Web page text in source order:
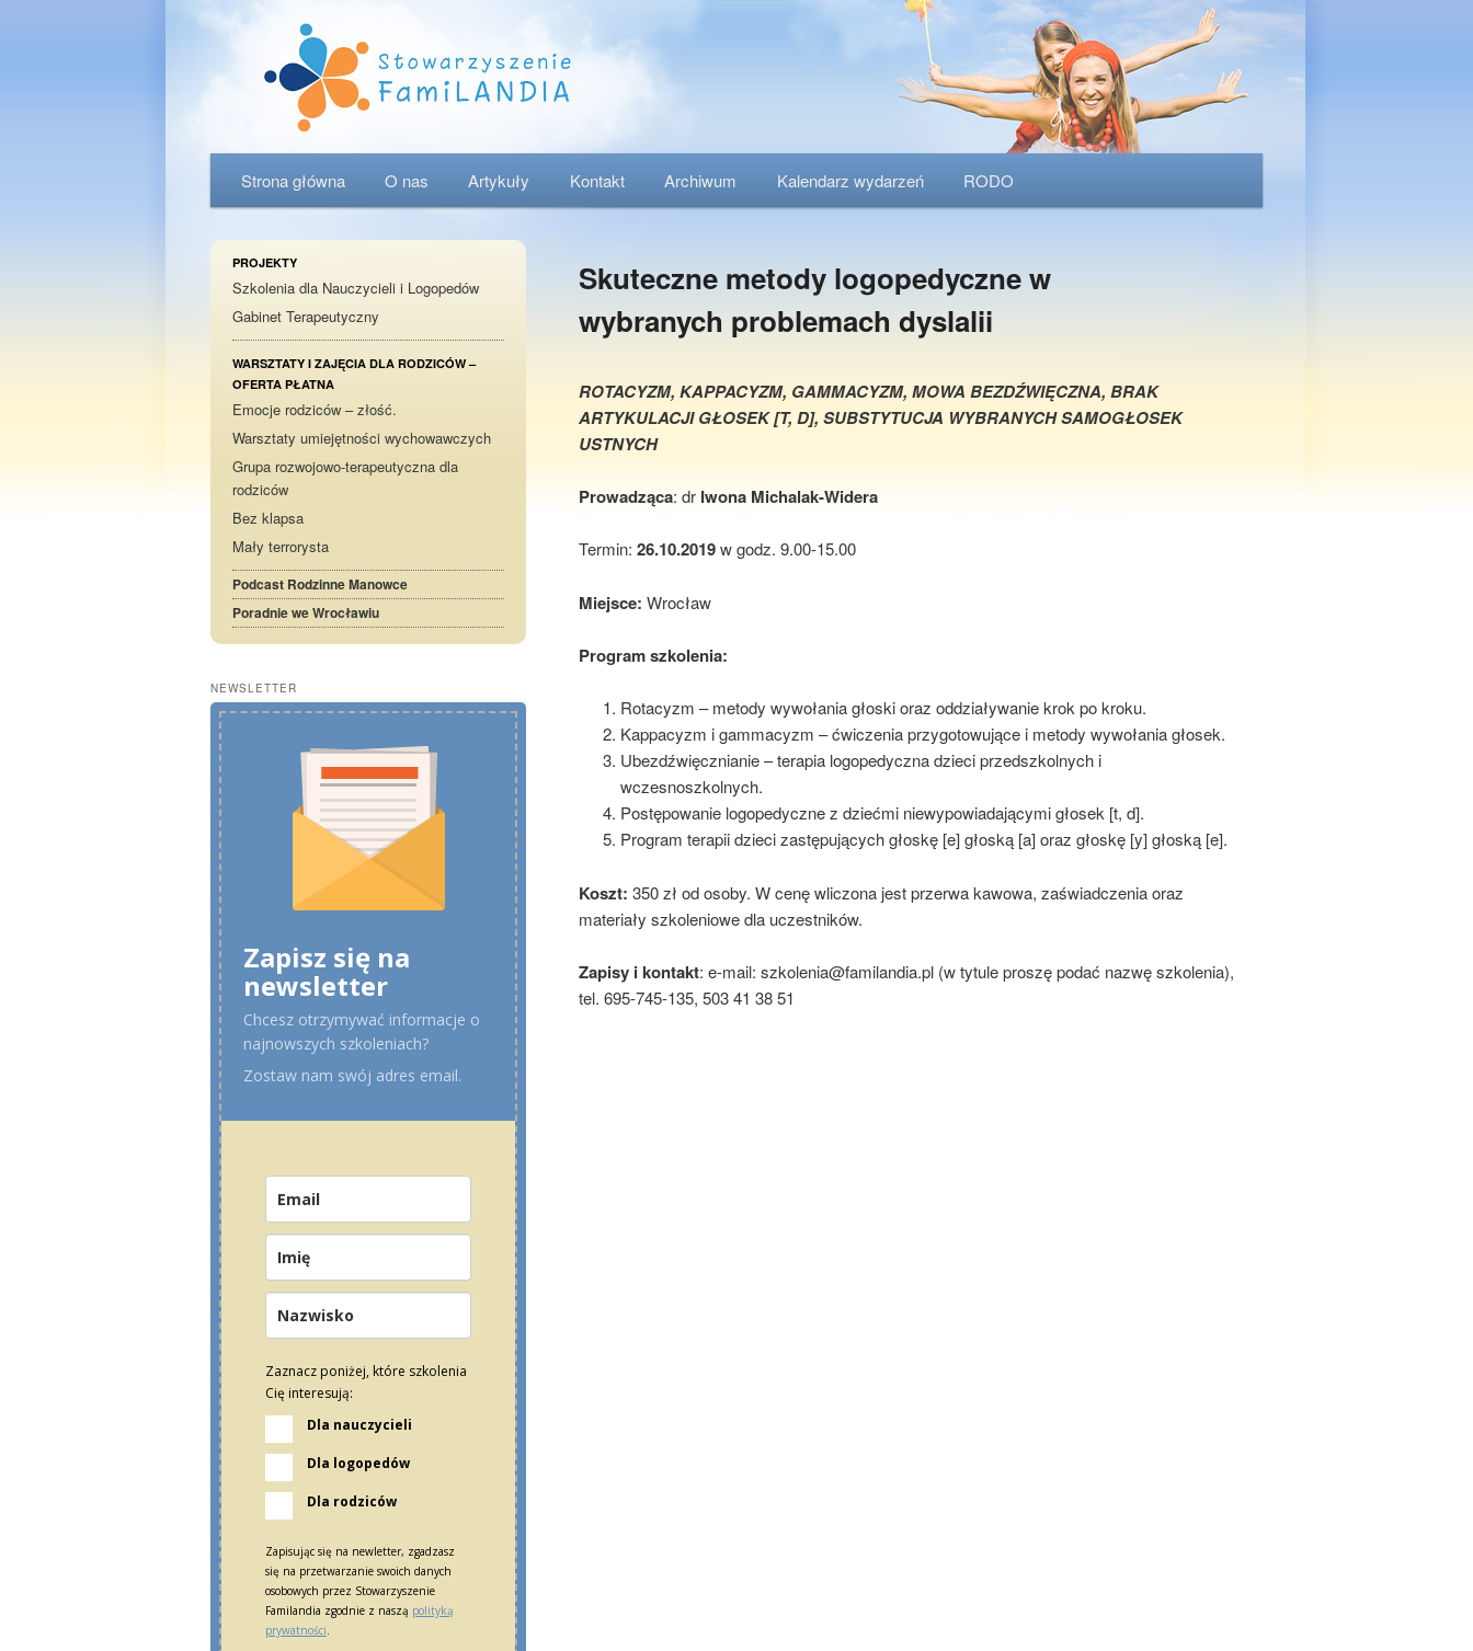
Przeskocz do tekstu
Przeskocz do widgetów
Strona główna O nas Artykuły Kontakt Archiwum Kalendarz wydarzeń RODO
Skuteczne metody logopedyczne w
wybranych problemach dyslalii
ROTACYZM, KAPPACYZM, GAMMACYZM, MOWA BEZDŹWIĘCZNA, BRAK
ARTYKULACJI GŁOSEK [T, D], SUBSTYTUCJA WYBRANYCH SAMOGŁOSEK
USTNYCH
Prowadząca: dr Iwona Michalak-Widera
Termin: 26.10.2019w godz. 9.00-15.00
Miejsce: Wrocław
Program szkolenia:
Rotacyzm – metody wywołania głoski oraz oddziaływanie krok po kroku.
Kappacyzm i gammacyzm – ćwiczenia przygotowujące i metody wywołania głosek.
Ubezdźwięcznianie – terapia logopedyczna dzieci przedszkolnych i
wczesnoszkolnych.
Postępowanie logopedyczne z dziećmi niewypowiadającymi głosek [t, d].
Program terapii dzieci zastępujących głoskę [e] głoską [a] oraz głoskę [y] głoską [e].
Koszt: 350 zł od osoby. W cenę wliczona jest przerwa kawowa, zaświadczenia oraz
materiały szkoleniowe dla uczestników.
Zapisy i kontakt: e-mail: szkolenia@familandia.pl (w tytule proszę podać nazwę szkolenia),
tel. 695-745-135, 503 41 38 51
PROJEKTY
Szkolenia dla Nauczycieli i Logopedów
Gabinet Terapeutyczny
WARSZTATY I ZAJĘCIA DLA RODZICÓW –
OFERTA PŁATNA
Emocje rodziców – złość.
Warsztaty umiejętności wychowawczych
Grupa rozwojowo-terapeutyczna dla
rodziców
Bez klapsa
Mały terrorysta
Podcast Rodzinne Manowce
Poradnie we Wrocławiu
NEWSLETTER
Zapisz się na
newsletter
Chcesz otrzymywać informacje o
najnowszych szkoleniach?
Zostaw nam swój adres email.
Zaznacz poniżej, które szkolenia
Cię interesują:
Dla nauczycieli
Dla logopedów
Dla rodziców
Zapisując się na newletter, zgadzasz
się na przetwarzanie swoich danych
osobowych przez Stowarzyszenie
Familandia zgodnie z naszą polityką
prywatności